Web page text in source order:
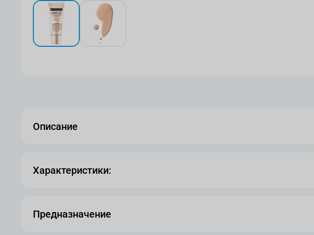
View larger imageView larger image
Описание
Характеристики:
Предназначение